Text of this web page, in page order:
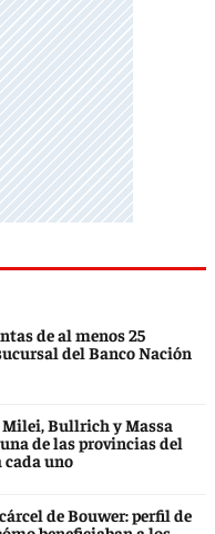
de al menos 25
del Banco Nación
Milei, Bullrich y Massa
de las provincias del
cada uno
de Bouwer: perfil de